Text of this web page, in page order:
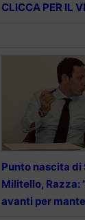
CLICCA PER IL
Punto nascita di
Militello, Razza:
avanti per